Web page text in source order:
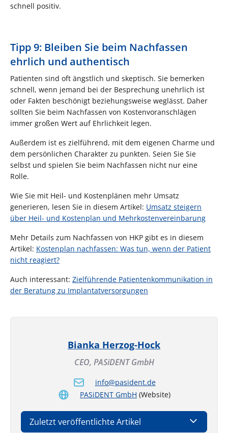
schnell positiv.
Tipp 9: Bleiben Sie beim Nachfassen
ehrlich und authentisch
Patienten sind oft ängstlich und skeptisch. Sie bemerken
schnell, wenn jemand bei der Besprechung unehrlich ist
oder Fakten beschönigt beziehungsweise weglässt. Daher
sollten Sie beim Nachfassen von Kostenvoranschlägen
immer großen Wert auf Ehrlichkeit legen.
Außerdem ist es zielführend, mit dem eigenen Charme und
dem persönlichen Charakter zu punkten. Seien Sie Sie
selbst und spielen Sie beim Nachfassen nicht nur eine
Rolle.
Wie Sie mit Heil- und Kostenplänen mehr Umsatz
generieren, lesen Sie in diesem Artikel: Umsatz steigern
über Heil- und Kostenplan und Mehrkostenvereinbarung
Mehr Details zum Nachfassen von HKP gibt es in diesem
Artikel: Kostenplan nachfassen: Was tun, wenn der Patient
nicht reagiert?
Auch interessant: Zielführende Patientenkommunikation in
der Beratung zu Implantatversorgungen
Bianka Herzog-Hock
CEO, PASiDENT GmbH
info@pasident.de
PASiDENT GmbH (Website)
Zuletzt veröffentlichte Artikel